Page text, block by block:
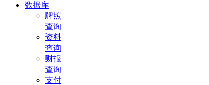
数据库
牌照
查询
资料
查询
财报
查询
支付